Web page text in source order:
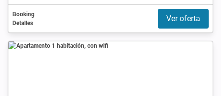
Booking
Detalles
Ver oferta